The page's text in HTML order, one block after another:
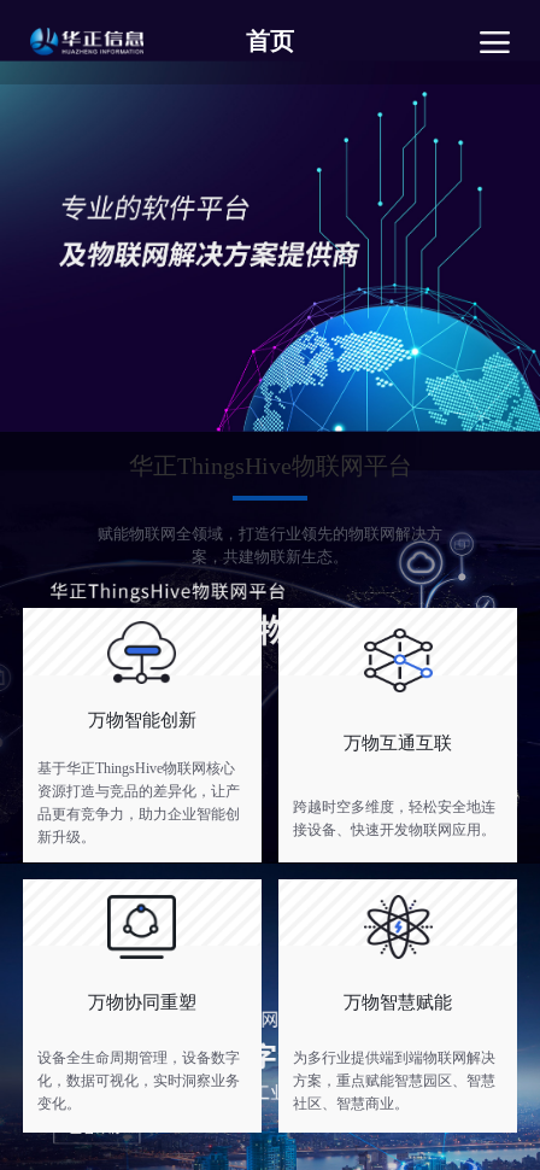
首页
华正ThingsHive物联网平台
赋能物联网全领域，打造行业领先的物联网解决方
案，共建物联新生态。
万物智能创新
基于华正ThingsHive物联网核心
资源打造与竞品的差异化，让产
品更有竞争力，助力企业智能创
新升级。
万物互通互联
跨越时空多维度，轻松安全地连
接设备、快速开发物联网应用。
万物协同重塑
设备全生命周期管理，设备数字
化，数据可视化，实时洞察业务
变化。
万物智慧赋能
为多行业提供端到端物联网解决
方案，重点赋能智慧园区、智慧
社区、智慧商业。